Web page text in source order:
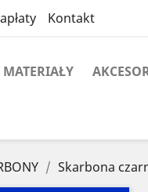
Kontakt
MATERIAŁY
Skarbona